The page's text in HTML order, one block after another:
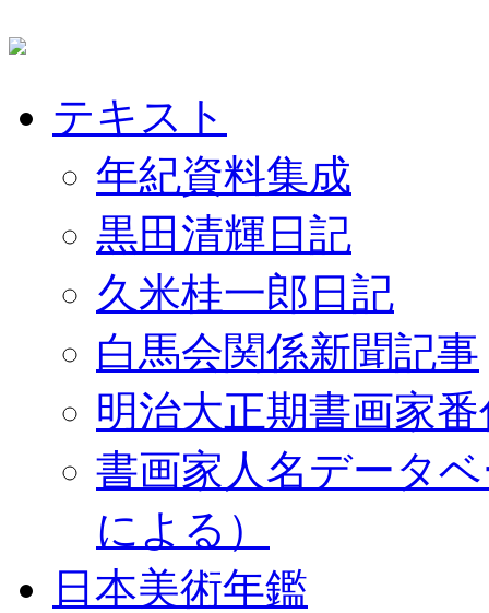
テキスト
年紀資料集成
黒田清輝日記
久米桂一郎日記
白馬会関係新聞記事
明治大正期書画家
書画家人名データ
による）
日本美術年鑑